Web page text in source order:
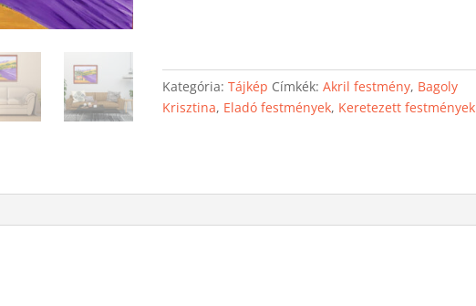
Kategória:Tájkép Címkék:Akril festmény, Bagoly
Krisztina, Eladó festmények, Keretezett festmények